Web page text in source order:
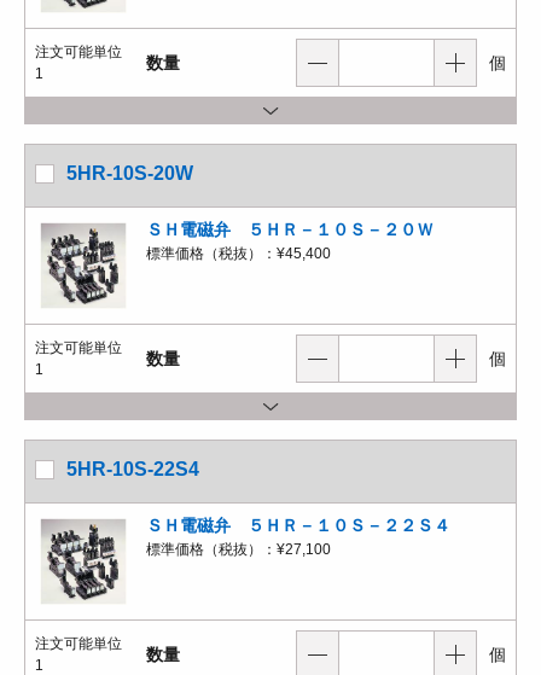
注文可能単位
1
数量 個
5HR-10S-20W
ＳＨ電磁弁 ５ＨＲ－１０Ｓ－２０Ｗ
標準価格（税抜）： ¥45,400
注文可能単位
1
数量 個
5HR-10S-22S4
ＳＨ電磁弁 ５ＨＲ－１０Ｓ－２２Ｓ４
標準価格（税抜）： ¥27,100
注文可能単位
1
数量 個